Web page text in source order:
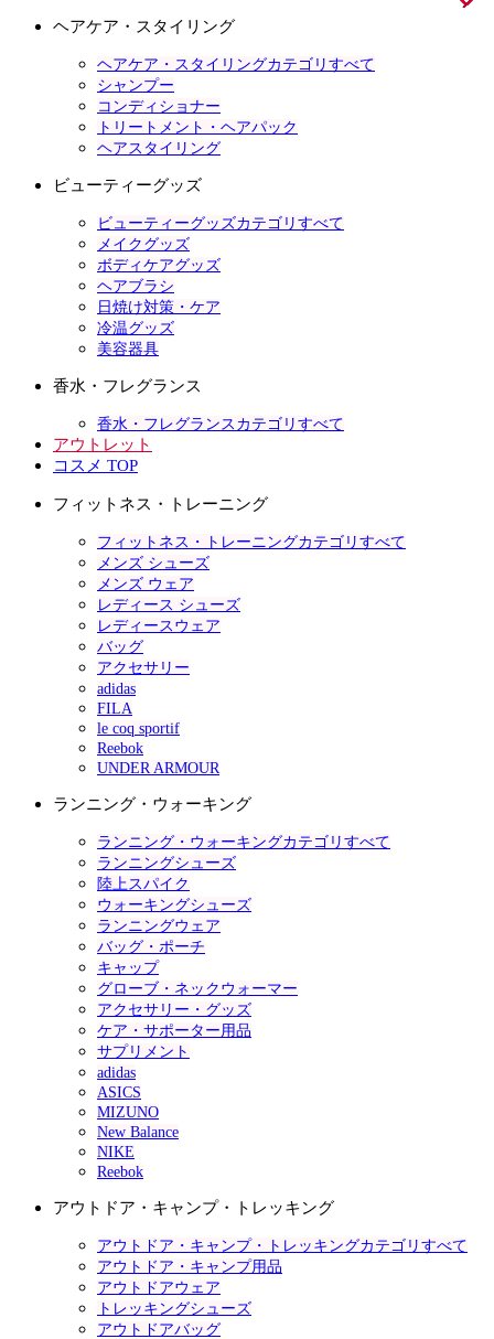
ヘアケア・スタイリング
ヘアケア・スタイリングカテゴリすべて
シャンプー
コンディショナー
トリートメント・ヘアパック
ヘアスタイリング
ビューティーグッズ
ビューティーグッズカテゴリすべて
メイクグッズ
ボディケアグッズ
ヘアブラシ
日焼け対策・ケア
冷温グッズ
美容器具
香水・フレグランス
香水・フレグランスカテゴリすべて
アウトレット
コスメ TOP
フィットネス・トレーニング
フィットネス・トレーニングカテゴリすべて
メンズ シューズ
メンズ ウェア
レディース シューズ
レディースウェア
バッグ
アクセサリー
adidas
FILA
le coq sportif
Reebok
UNDER ARMOUR
ランニング・ウォーキング
ランニング・ウォーキングカテゴリすべて
ランニングシューズ
陸上スパイク
ウォーキングシューズ
ランニングウェア
バッグ・ポーチ
キャップ
グローブ・ネックウォーマー
アクセサリー・グッズ
ケア・サポーター用品
サプリメント
adidas
ASICS
MIZUNO
New Balance
NIKE
Reebok
アウトドア・キャンプ・トレッキング
アウトドア・キャンプ・トレッキングカテゴリすべて
アウトドア・キャンプ用品
アウトドアウェア
トレッキングシューズ
アウトドアバッグ